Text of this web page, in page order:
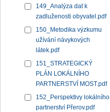
149_Analýza dat k
zadluženosti obyvatel.pdf
150_Metodika výzkumu
užívání návykových
látek.pdf
151_STRATEGICKÝ
PLÁN LOKÁLNÍHO
PARTNERSTVÍ MOST.pdf
152_Perspektivy lokálního
partnerství Přerov.pdf